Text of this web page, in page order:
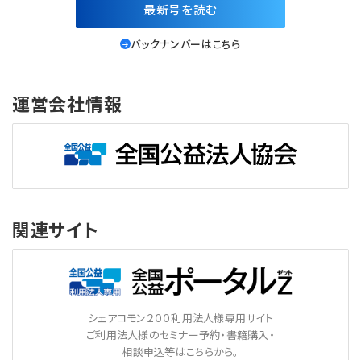
最新号を読む
バックナンバーはこちら
運営会社情報
関連サイト
シェアコモン２００利用法人様専用サイト
ご利用法人様のセミナー予約・書籍購入・
相談申込等はこちらから。